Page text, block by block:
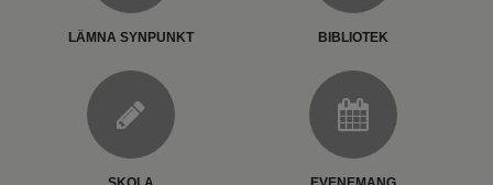
LÄMNA SYNPUNKT BIBLIOTEK